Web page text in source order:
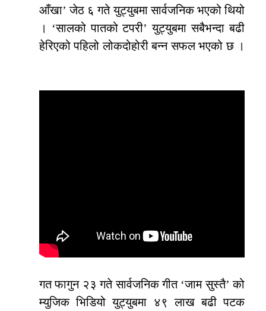
आँखा’ जेठ ६ गते युट्युबमा सार्वजनिक भएको थियो
। ‘सालको पातको टपरी’ युट्युबमा सबैभन्दा बढी
हेरिएको पहिलो लोकदोहोरी बन्न सफल भएको छ ।
गत फागुन २३ गते सार्वजनिक गीत ‘जाम सुस्तै’ को
म्युजिक भिडियो युट्युबमा ४९ लाख बढी पटक